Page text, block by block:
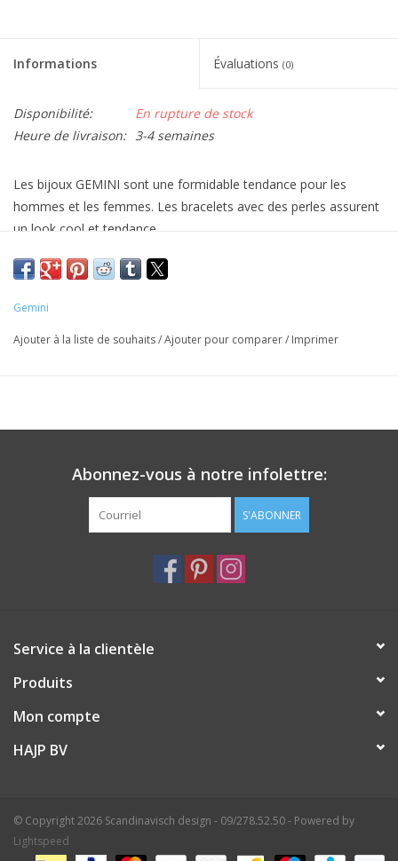
Informations Évaluations (0)
Disponibilité:
En rupture de stock
Heure de livraison: 3-4 semaines
Les bijoux GEMINI sont une formidable tendance pour les
hommes et les femmes. Les bracelets avec des perles assurent
un look cool et tendance.
Matériel: pierre naturelle
Gemini
Ajouter à la liste de souhaits/Ajouter pour comparer/ Imprimer
Abonnez-vous à notre infolettre:
S'ABONNER
Service à la clientèle
Produits
Mon compte
HAJP BV
© Copyright 2026 Scandinavisch design - 09/278.52.50 - Powered by
Lightspeed